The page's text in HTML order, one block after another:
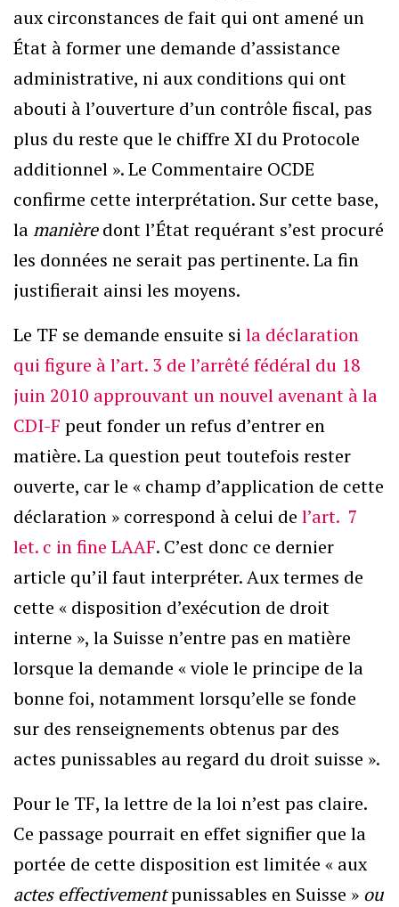
aux circonstances de fait qui ont amené un
État à former une demande d’assistance
administrative, ni aux conditions qui ont
abouti à l’ouverture d’un contrôle fiscal, pas
plus du reste que le chiffre XI du Protocole
additionnel ». Le Commentaire OCDE
confirme cette interprétation. Sur cette base,
lamanièredont l’État requérant s’est procuré
les données ne serait pas pertinente. La fin
justifierait ainsi les moyens.
Le TF se demande ensuite si la déclaration
qui figure à l’art. 3 de l’arrêté fédéral du 18
juin 2010 approuvant un nouvel avenant à la
CDI-F peut fonder un refus d’entrer en
matière. La question peut toutefois rester
ouverte, car le « champ d’application de cette
déclaration » correspond à celui de l’art. 7
let. c in fine LAAF. C’est donc ce dernier
article qu’il faut interpréter. Aux termes de
cette « disposition d’exécution de droit
interne », la Suisse n’entre pas en matière
lorsque la demande « viole le principe de la
bonne foi, notamment lorsqu’elle se fonde
sur des renseignements obtenus par des
actes punissables au regard du droit suisse ».
Pour le TF, la lettre de la loi n’est pas claire.
Ce passage pourrait en effet signifier que la
portée de cette disposition est limitée « aux
actes effectivementpunissables en Suisse » ou